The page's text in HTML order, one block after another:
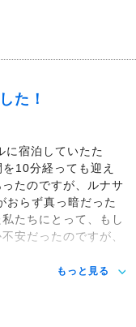
た！
に宿泊していたた
10分経っても迎え
たのですが、ルナサ
おらず真っ暗だった
たちにとって、もし
安だったのですが、
もっと見る